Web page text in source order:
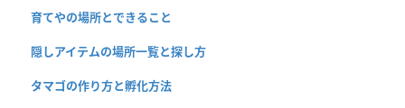
育てやの場所とできること
隠しアイテムの場所一覧と探し方
タマゴの作り方と孵化方法